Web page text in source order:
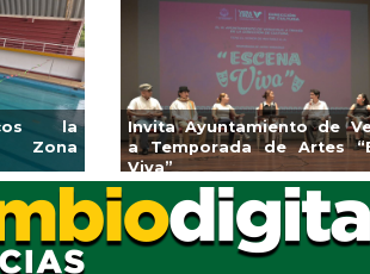
Veracruz
“Escena
Aplicará CMAS el
Tandeo durante